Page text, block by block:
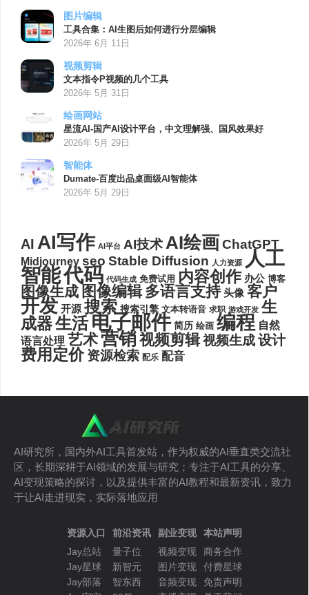
图片编辑
工具合集：AI生图后如何进行分层编辑
2026年 6月 11日
视频剪辑
文本指令P视频的几个工具
2026年 5月 31日
绘画网站
星流AI-国产AI设计平台，中文理解强、国风效果好
2026年 5月 29日
智能体
Dumate-百度出品桌面级AI智能体
2026年 5月 29日
AI AI写作 AI平台 AI技术AI绘画ChatGPT
Midjourney seo Stable Diffusion 人力资源 人工
智能代码 代码生成 免费试用 内容创作 办公 博客
图像生成 图像编辑 多语言支持 头像 客户
开发 开源 搜索 搜索引擎 文本转语音 求职 游戏开发 生
成器生活电子邮件 简历 绘画 编程 自然
语言处理 艺术营销视频剪辑视频生成设计
费用定价 资源检索 配乐 配音
AI研究所，国内外AI工具首发站，作为权威的AI垂直类交流社
区，长期深耕于AI领域的发展与研究；专注于AI工具的分享、
AI变现策略的探讨，以及提供丰富的AI教程和最新资讯，致力
于让AI走进现实，实际落地应用
资源入口
Jay总站
Jay星球
Jay部落
前沿资讯
量子位
新智元
智东西
副业变现
视频变现
图片变现
音频变现
本站声明
商务合作
付费星球
免责声明